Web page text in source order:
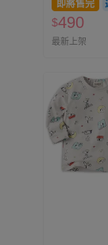
即將售完
$490
最新上架